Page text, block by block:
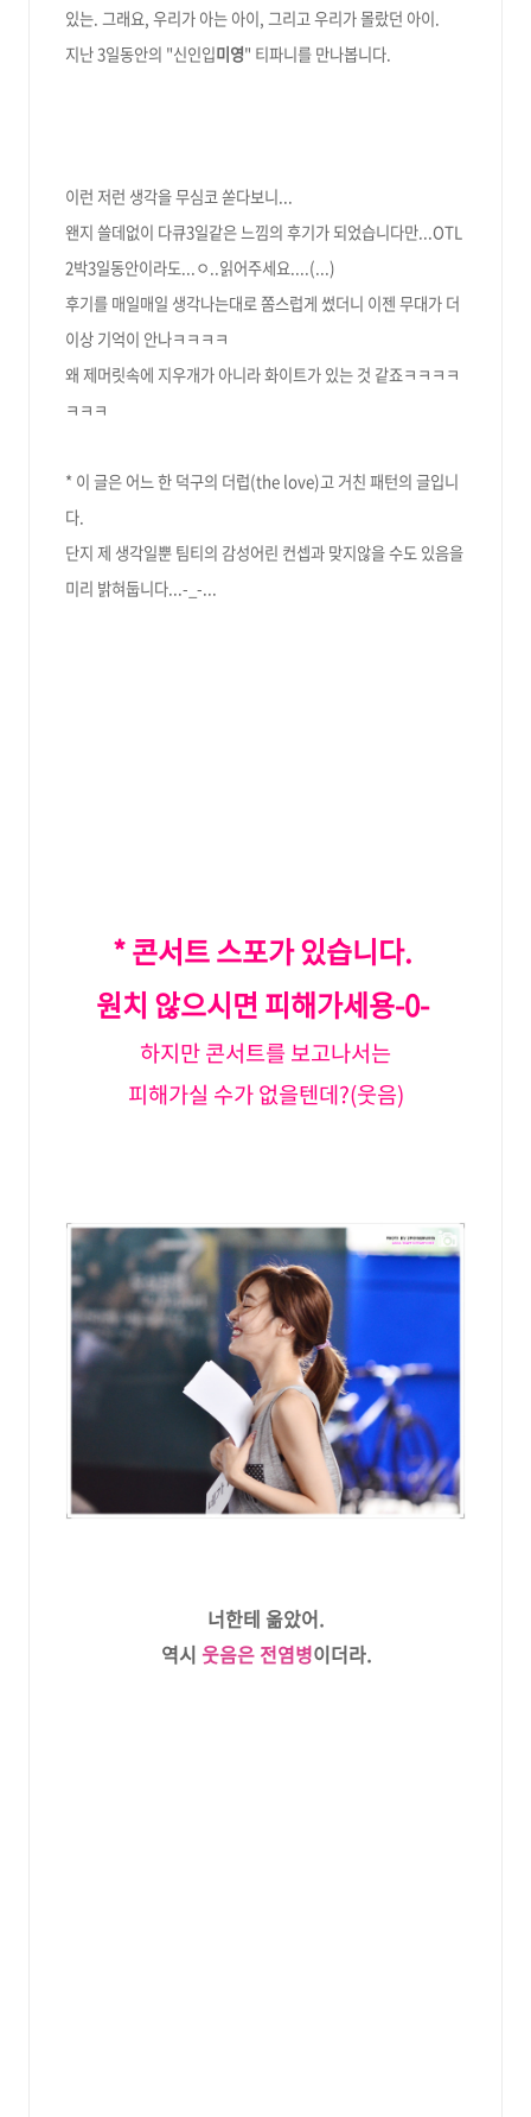
있는. 그래요, 우리가 아는 아이, 그리고 우리가 몰랐던 아이.
지난 3일동안의 "신인입미영" 티파니를 만나봅니다.
이런 저런 생각을 무심코 쏟다보니...
왠지 쓸데없이 다큐3일같은 느낌의 후기가 되었습니다만...OTL
2박3일동안이라도...ㅇ..읽어주세요....(...)
후기를 매일매일 생각나는대로 쫌스럽게 썼더니 이젠 무대가 더
이상 기억이 안나ㅋㅋㅋㅋ
왜 제머릿속에 지우개가 아니라 화이트가 있는 것 같죠ㅋㅋㅋㅋ
ㅋㅋㅋ
* 이 글은 어느 한 덕구의 더럽(the love)고 거친 패턴의 글입니
다.
단지 제 생각일뿐 팀티의 감성어린 컨셉과 맞지않을 수도 있음을
미리 밝혀둡니다...-_-...
* 콘서트 스포가 있습니다.
원치 않으시면 피해가세용-0-
하지만 콘서트를 보고나서는
피해가실 수가 없을텐데?(웃음)
너한테 옮았어.
역시 웃음은 전염병이더라.